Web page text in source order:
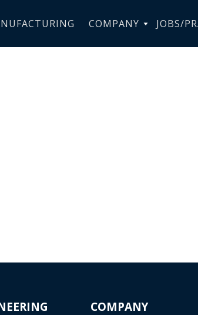
COMPANY JOBS/
COMPANY